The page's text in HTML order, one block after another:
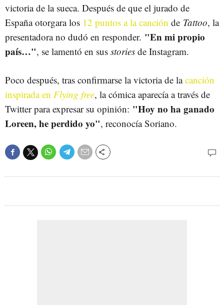
victoria de la sueca. Después de que el jurado de
España otorgara los 12 puntos a la canción de Tattoo, la
presentadora no dudó en responder. "En mi propio
país…", se lamentó en sus stories de Instagram.
Poco después, tras confirmarse la victoria de lacanción
inspirada en Flying free, la cómica aparecía a través de
Twitter para expresar su opinión: "Hoy no ha ganado
Loreen, he perdido yo", reconocía Soriano.